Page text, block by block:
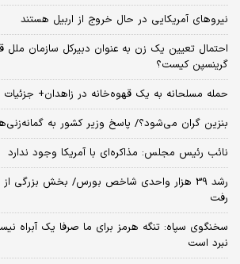
نیروهای آمریکایی در حال خروج از اربیل هستند
احتمال تعیین یک زن به عنوان دبیرکل سازمان ملل
گرینسپن کیست؟
حمله مسلحانه به یک قهوه‌خانه در زاهدان+ جزئیات
بنزین گران می‌شود؟/ پاسخ وزیر کشور به
نائب رئیس مجلس: مذاکره‌ای با آمریکا وجود ندارد
رشد 39 هزار واحدی شاخص بورس/ بخش بزرگی
رفت
سخنگوی سپاه: تنگه هرمز برای ما صرفا یک آبراه
نبرد است